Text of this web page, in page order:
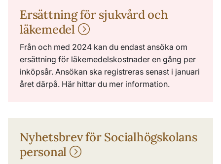
Ersättning för sjukvård och
läkemedel
Från och med 2024 kan du endast ansöka om
ersättning för läkemedelskostnader en gång per
inköpsår. Ansökan ska registreras senast i januari
året därpå. Här hittar du mer information.
Nyhetsbrev för Socialhögskolans
personal